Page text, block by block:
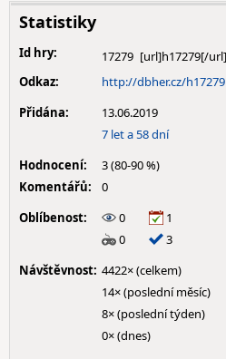
Statistiky
Id hry:
17279
Odkaz:
http://dbher.cz/h17279
Přidána:
13.06.2019
7 let a 58 dní
Hodnocení:
3 (80-90 %)
Komentářů:
0
Oblíbenost:
0
1
0
3
Návštěvnost: 4422× (celkem)
14× (poslední měsíc)
8× (poslední týden)
0× (dnes)